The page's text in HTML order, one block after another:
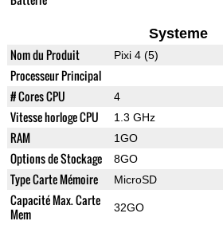
Systeme
Nom du Produit Pixi 4 (5)
Processeur Principal
# Cores CPU 4
Vitesse horloge CPU 1.3 GHz
RAM 1GO
Options de Stockage 8GO
Type Carte Mémoire MicroSD
Capacité Max. Carte
Mem
32GO